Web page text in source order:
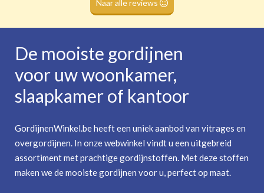
Naar alle reviews
De mooiste gordijnen
voor uw woonkamer,
slaapkamer of kantoor
GordijnenWinkel.be heeft een uniek aanbod van vitrages en
overgordijnen. In onze webwinkel vindt u een uitgebreid
assortiment met prachtige gordijnstoffen. Met deze stoffen
maken we de mooiste gordijnen voor u, perfect op maat.